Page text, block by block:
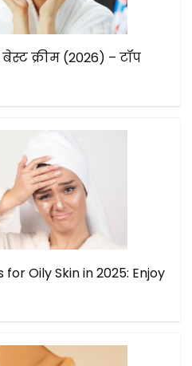
क्रीम (2026) – टॉप
Oily Skin in 2025: Enjoy